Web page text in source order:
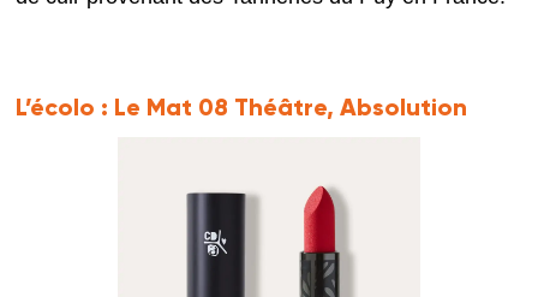
L’écolo : Le Mat 08 Théâtre, Absolution